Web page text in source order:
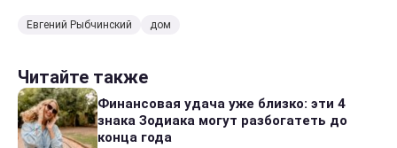
Евгений Рыбчинский дом
Читайте также
Финансовая удача уже близко: эти 4
знака Зодиака могут разбогатеть до
конца года